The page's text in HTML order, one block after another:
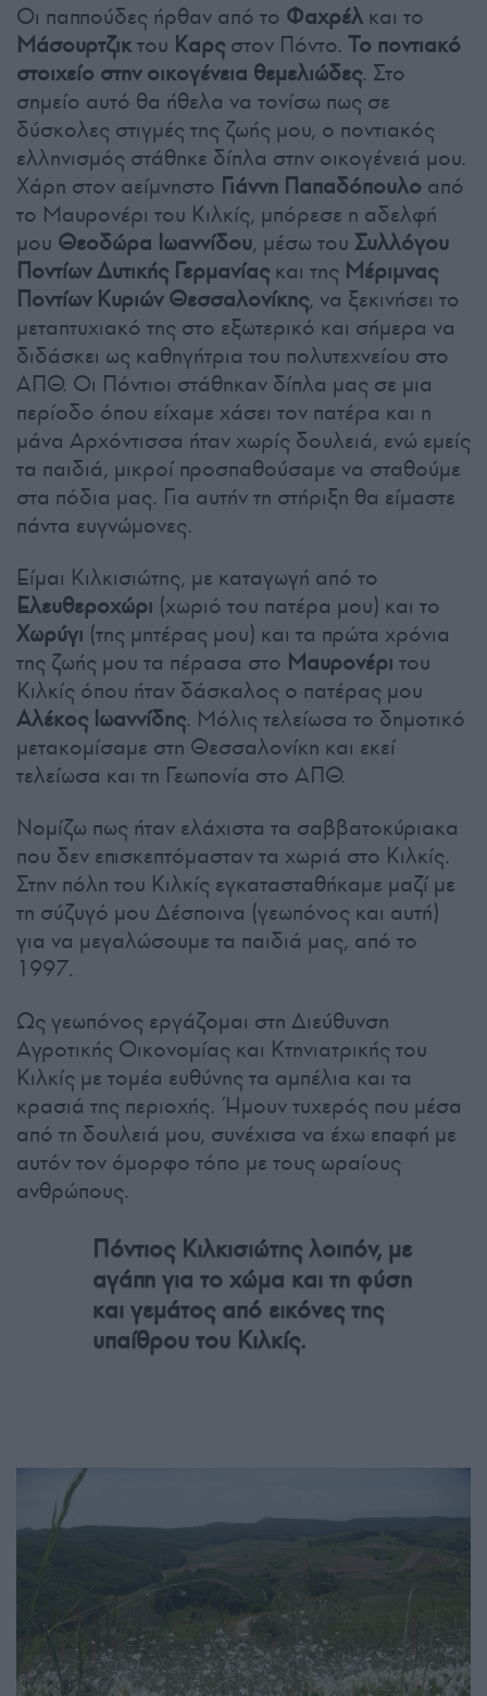
Οι παππούδες ήρθαν από το Φαχρέλ και το
Μάσουρτζικτου Καρςστον Πόντο. Το ποντιακό
στοιχείο στην οικογένεια θεμελιώδες. Στο
σημείο αυτό θα ήθελα να τονίσω πως σε
δύσκολες στιγμές της ζωής μου, ο ποντιακός
ελληνισμός στάθηκε δίπλα στην οικογένειά μου.
Χάρη στον αείμνηστο Γιάννη Παπαδόπουλο από
το Μαυρονέρι του Κιλκίς, μπόρεσε η αδελφή
μου Θεοδώρα Ιωαννίδου, μέσω του Συλλόγου
Ποντίων Δυτικής Γερμανίαςκαι της Μέριμνας
Ποντίων Κυριών Θεσσαλονίκης, να ξεκινήσει το
μεταπτυχιακό της στο εξωτερικό και σήμερα να
διδάσκει ως καθηγήτρια του πολυτεχνείου στο
ΑΠΘ. Οι Πόντιοι στάθηκαν δίπλα μας σε μια
περίοδο όπου είχαμε χάσει τον πατέρα και η
μάνα Αρχόντισσα ήταν χωρίς δουλειά, ενώ εμείς
τα παιδιά, μικροί προσπαθούσαμε να σταθούμε
στα πόδια μας. Για αυτήν τη στήριξη θα είμαστε
πάντα ευγνώμονες.
Είμαι Κιλκισιώτης, με καταγωγή από το
Ελευθεροχώρι (χωριό του πατέρα μου) και το
Χωρύγι (της μητέρας μου) και τα πρώτα χρόνια
της ζωής μου τα πέρασα στο Μαυρονέρι του
Κιλκίς όπου ήταν δάσκαλος ο πατέρας μου
Αλέκος Ιωαννίδης. Μόλις τελείωσα το δημοτικό
μετακομίσαμε στη Θεσσαλονίκη και εκεί
τελείωσα και τη Γεωπονία στο ΑΠΘ.
Νομίζω πως ήταν ελάχιστα τα σαββατοκύριακα
που δεν επισκεπτόμασταν τα χωριά στο Κιλκίς.
Στην πόλη του Κιλκίς εγκατασταθήκαμε μαζί με
τη σύζυγό μου Δέσποινα (γεωπόνος και αυτή)
για να μεγαλώσουμε τα παιδιά μας, από το
1997.
Ως γεωπόνος εργάζομαι στη Διεύθυνση
Αγροτικής Οικονομίας και Κτηνιατρικής του
Κιλκίς με τομέα ευθύνης τα αμπέλια και τα
κρασιά της περιοχής. Ήμουν τυχερός που μέσα
από τη δουλειά μου, συνέχισα να έχω επαφή με
αυτόν τον όμορφο τόπο με τους ωραίους
ανθρώπους.
Πόντιος Κιλκισιώτης λοιπόν, με
αγάπη για το χώμα και τη φύση
και γεμάτος από εικόνες της
υπαίθρου του Κιλκίς.